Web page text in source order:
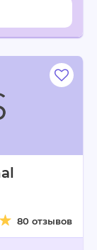
80 отзывов